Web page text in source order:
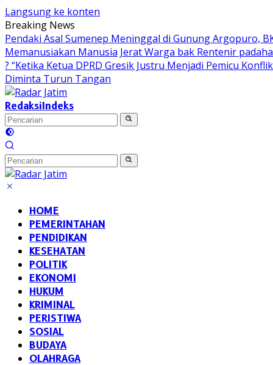
Langsung ke konten
Breaking News
Pendaki Asal Sumenep Meninggal di Gunung Argopuro,
Memanusiakan Manusia Jerat Warga bak Rentenir
? “Ketika Ketua DPRD Gresik Justru Menjadi Pemicu Konflik
Diminta Turun Tangan
RedaksiIndeks
HOME
PEMERINTAHAN
PENDIDIKAN
KESEHATAN
POLITIK
EKONOMI
HUKUM
KRIMINAL
PERISTIWA
SOSIAL
BUDAYA
OLAHRAGA